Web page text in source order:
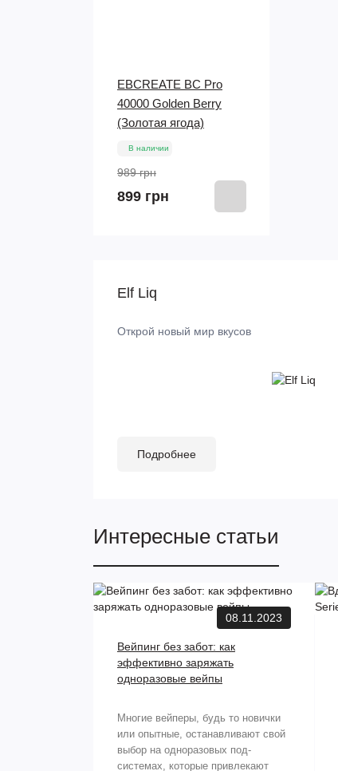
EBCREATE BC Pro
40000 Golden Berry
(Золотая ягода)
В наличии
989 грн
899 грн
Elf Liq
Открой новый мир вкусов
Подробнее
Интересные статьи
08.11.2023
Вейпинг без забот: как
эффективно заряжать
одноразовые вейпы
Многие вейперы, будь то новички
или опытные, останавливают свой
выбор на одноразовых под-
системах, которые привлекают